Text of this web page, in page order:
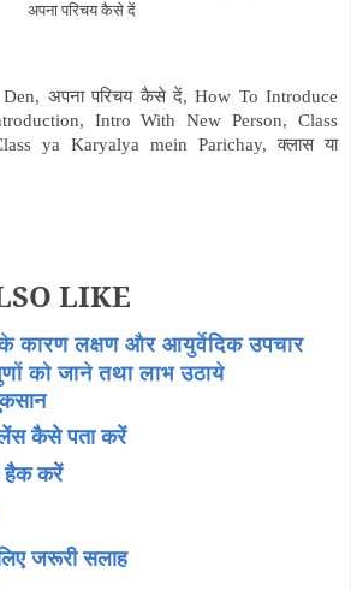
अपना परिचय कैसे दें
अपना परिचय कैसे दें, How To Introduce
Intro With New Person, Class
ya Karyalya mein Parichay, क्लास या
LIKE
कारण लक्षण और आयुर्वेदिक उपचार
को जाने तथा लाभ उठाये
कैसे पता करें
करें
जरूरी सलाह